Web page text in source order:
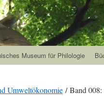
Museum für Philologie
Umweltökonomie / Band